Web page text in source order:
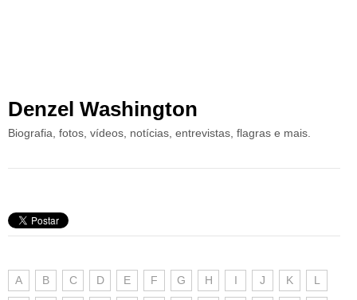
Denzel Washington
Biografia, fotos, vídeos, notícias, entrevistas, flagras e mais.
A B C D E F G H I J K L